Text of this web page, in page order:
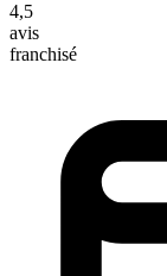
4,5
avis
franchisé